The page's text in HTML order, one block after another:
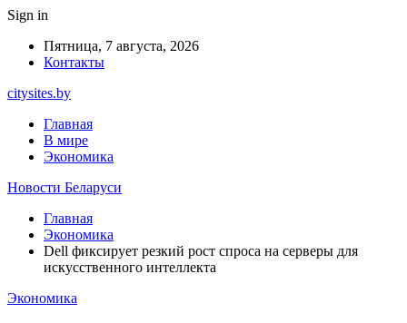
Sign in
Пятница, 7 августа, 2026
Контакты
citysites.by
Главная
В мире
Экономика
Новости Беларуси
Главная
Экономика
Dell фиксирует резкий рост спроса на серверы для
искусственного интеллекта
Экономика